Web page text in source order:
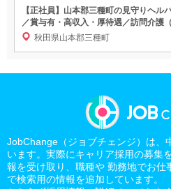
【正社員】山本郡三種町の見守りヘル
／賞与有・高収入・厚待遇／訪問介護
秋田県山本郡三種町
JobChange（ジョブチェンジ）は、
います。実際にキャリア採用の募集
報を受け取り、職種や 勤務地でお仕
で検索用の情報を追加しています。